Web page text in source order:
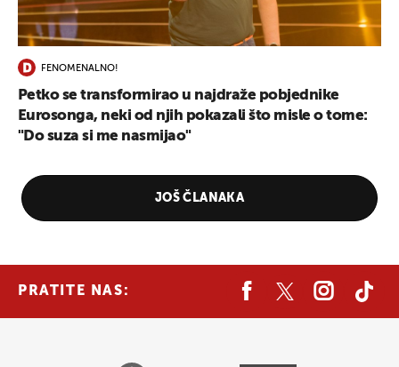
FENOMENALNO!
Petko se transformirao u najdraže pobjednike
Eurosonga, neki od njih pokazali što misle o tome:
"Do suza si me nasmijao"
JOŠ ČLANAKA
PRATITE NAS: